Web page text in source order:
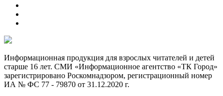
Информационная продукция для взрослых читателей и детей
старше 16 лет. СМИ «Информационное агентство «ТК Город»
зарегистрировано Роскомнадзором, регистрационный номер
ИА № ФС 77 - 79870 от 31.12.2020 г.